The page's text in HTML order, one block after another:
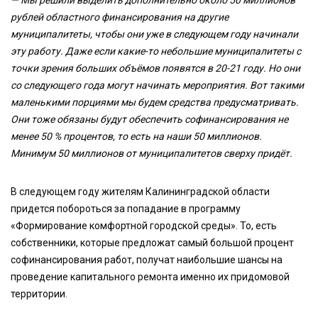
рублей областного финансирования на другие
муниципалитеты, чтобы они уже в следующем году начинали
эту работу. Даже если какие-то небольшие муниципалитеты с
точки зрения больших объёмов появятся в 20-21 году. Но они
со следующего года могут начинать мероприятия. Вот такими
маленькими порциями мы будем средства предусматривать.
Они тоже обязаны будут обеспечить софинансирования не
менее 50 % процентов, то есть на наши 50 миллионов.
Минимум 50 миллионов от муниципалитетов сверху придёт.
В следующем году жителям Калининградской области
придется побороться за попадание в программу
«Формирование комфортной городской среды». То, есть
собственники, которые предложат самый большой процент
софинансирования работ, получат наибольшие шансы на
проведение капитального ремонта именно их придомовой
территории.